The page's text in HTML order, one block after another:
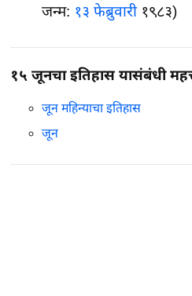
जन्म: १३ फेब्रुवारी१९८३)
१५ जूनचा इतिहास यासंबंधी
जून महिन्याचा इतिहास
जून